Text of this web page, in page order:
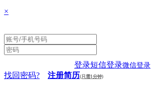
×
登录短信登录微信登录
找回密码? 注册简历(只需1分钟)